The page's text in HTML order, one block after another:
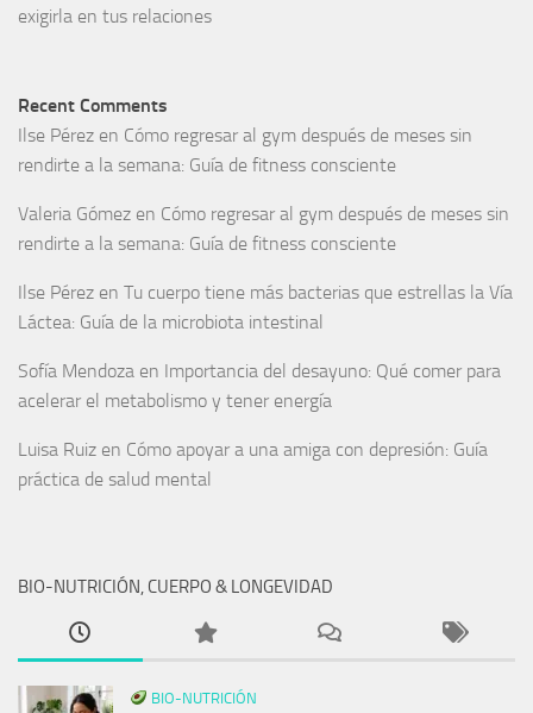
exigirla en tus relaciones
Recent Comments
Ilse Pérez en Cómo regresar al gym después de meses sin
rendirte a la semana: Guía de fitness consciente
Valeria Gómez en Cómo regresar al gym después de meses sin
rendirte a la semana: Guía de fitness consciente
Ilse Pérez en Tu cuerpo tiene más bacterias que estrellas la Vía
Láctea: Guía de la microbiota intestinal
Sofía Mendoza en Importancia del desayuno: Qué comer para
acelerar el metabolismo y tener energía
Luisa Ruiz en Cómo apoyar a una amiga con depresión: Guía
práctica de salud mental
BIO-NUTRICIÓN, CUERPO & LONGEVIDAD
BIO-NUTRICIÓN